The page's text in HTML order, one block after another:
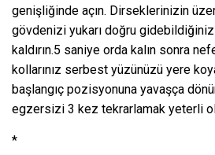
genişliğinde açın. Dirseklerinizin
gövdenizi yukarı doğru
kaldırın.5 saniye orda kalın sonra
kollarınız serbest yüzünüzü yere
başlangıç pozisyonuna yavaşça
egzersizi 3 kez tekrarlamak yeterli
*